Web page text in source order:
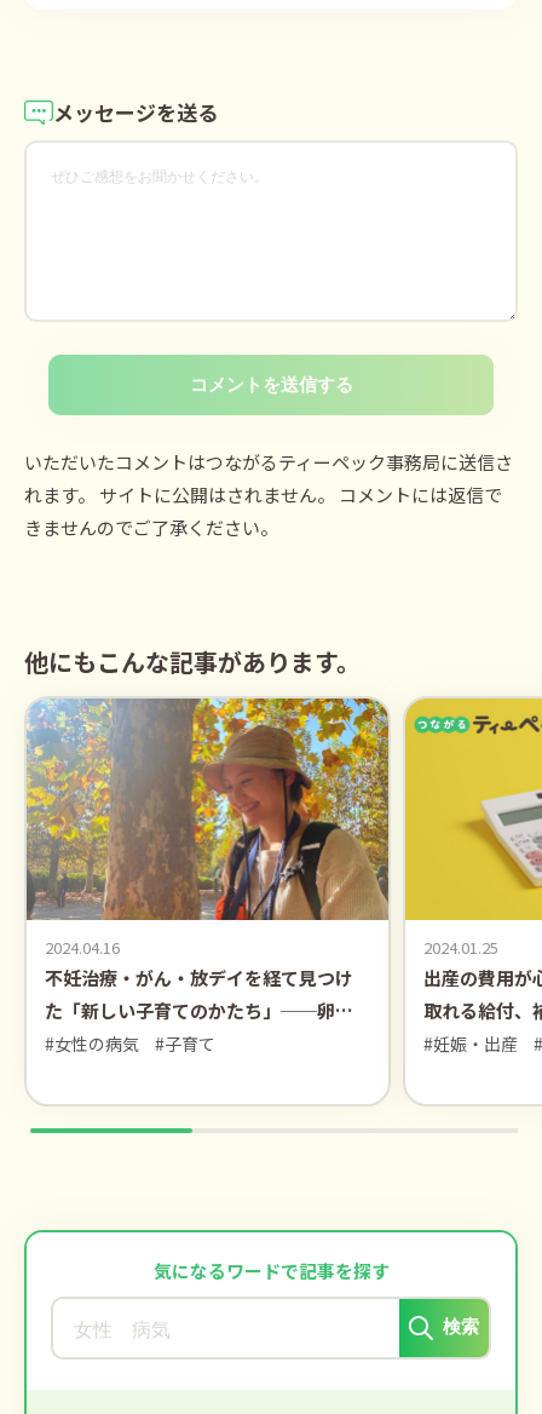
メッセージを送る
コメントを送信する
いただいたコメントはつながるティーペック事務局に送信さ
れます。 サイトに公開はされません。 コメントには返信で
きませんのでご了承ください。
他にもこんな記事があります。
2024.04.16
不妊治療・がん・放デイを経て見つけ
た「新しい子育てのかたち」──卵巣
がんサバイバー恵さん
#女性の病気 #子育て
2024.01.25
出産の費用が
取れる給付、
#妊娠・出産
気になるワードで記事を探す
検索